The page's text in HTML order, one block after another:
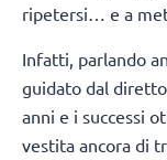
ripetersi… e a
Infatti, parlando
guidato dal
anni e i successi
vestita ancora di